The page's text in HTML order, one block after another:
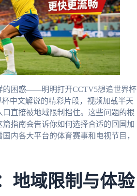
的困惑——明明打开CCTV5想追世界杯
中文解说的精彩片段，视频加载半天
直接被地域限制挡住。这些问题的根
指南会告诉你如何选择合适的回国加
内各大平台的体育赛事和电视节目，
地域限制与体验